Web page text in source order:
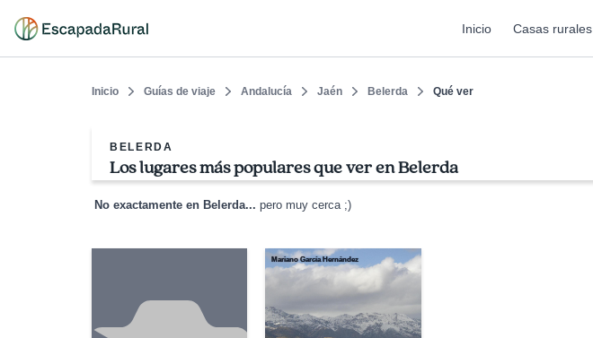
Inicio Casas rurales
Inicio Guías de viaje Andalucía Jaén Belerda Qué ver
BELERDA
Los lugares más populares que ver en Belerda
No exactamente en Belerda... pero muy cerca ;)
Mariano García Hernández